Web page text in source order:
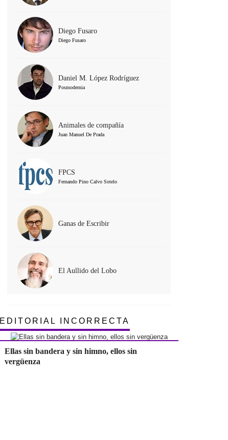
Diego Fusaro
Diego Fusaro
Daniel M. López Rodríguez
Posmodernia
Animales de compañía
Juan Manuel De Prada
FPCS
Fernando Pino Calvo Sotelo
Ganas de Escribir
El Aullido del Lobo
EDITORIAL INCORRECTA
Ellas sin bandera y sin himno, ellos sin
vergüenza